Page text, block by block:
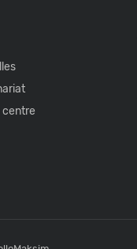
centre